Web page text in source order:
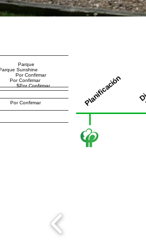
Parque
Confirmar
Confirmar
$Por Confirmar
Confirmar Planificación